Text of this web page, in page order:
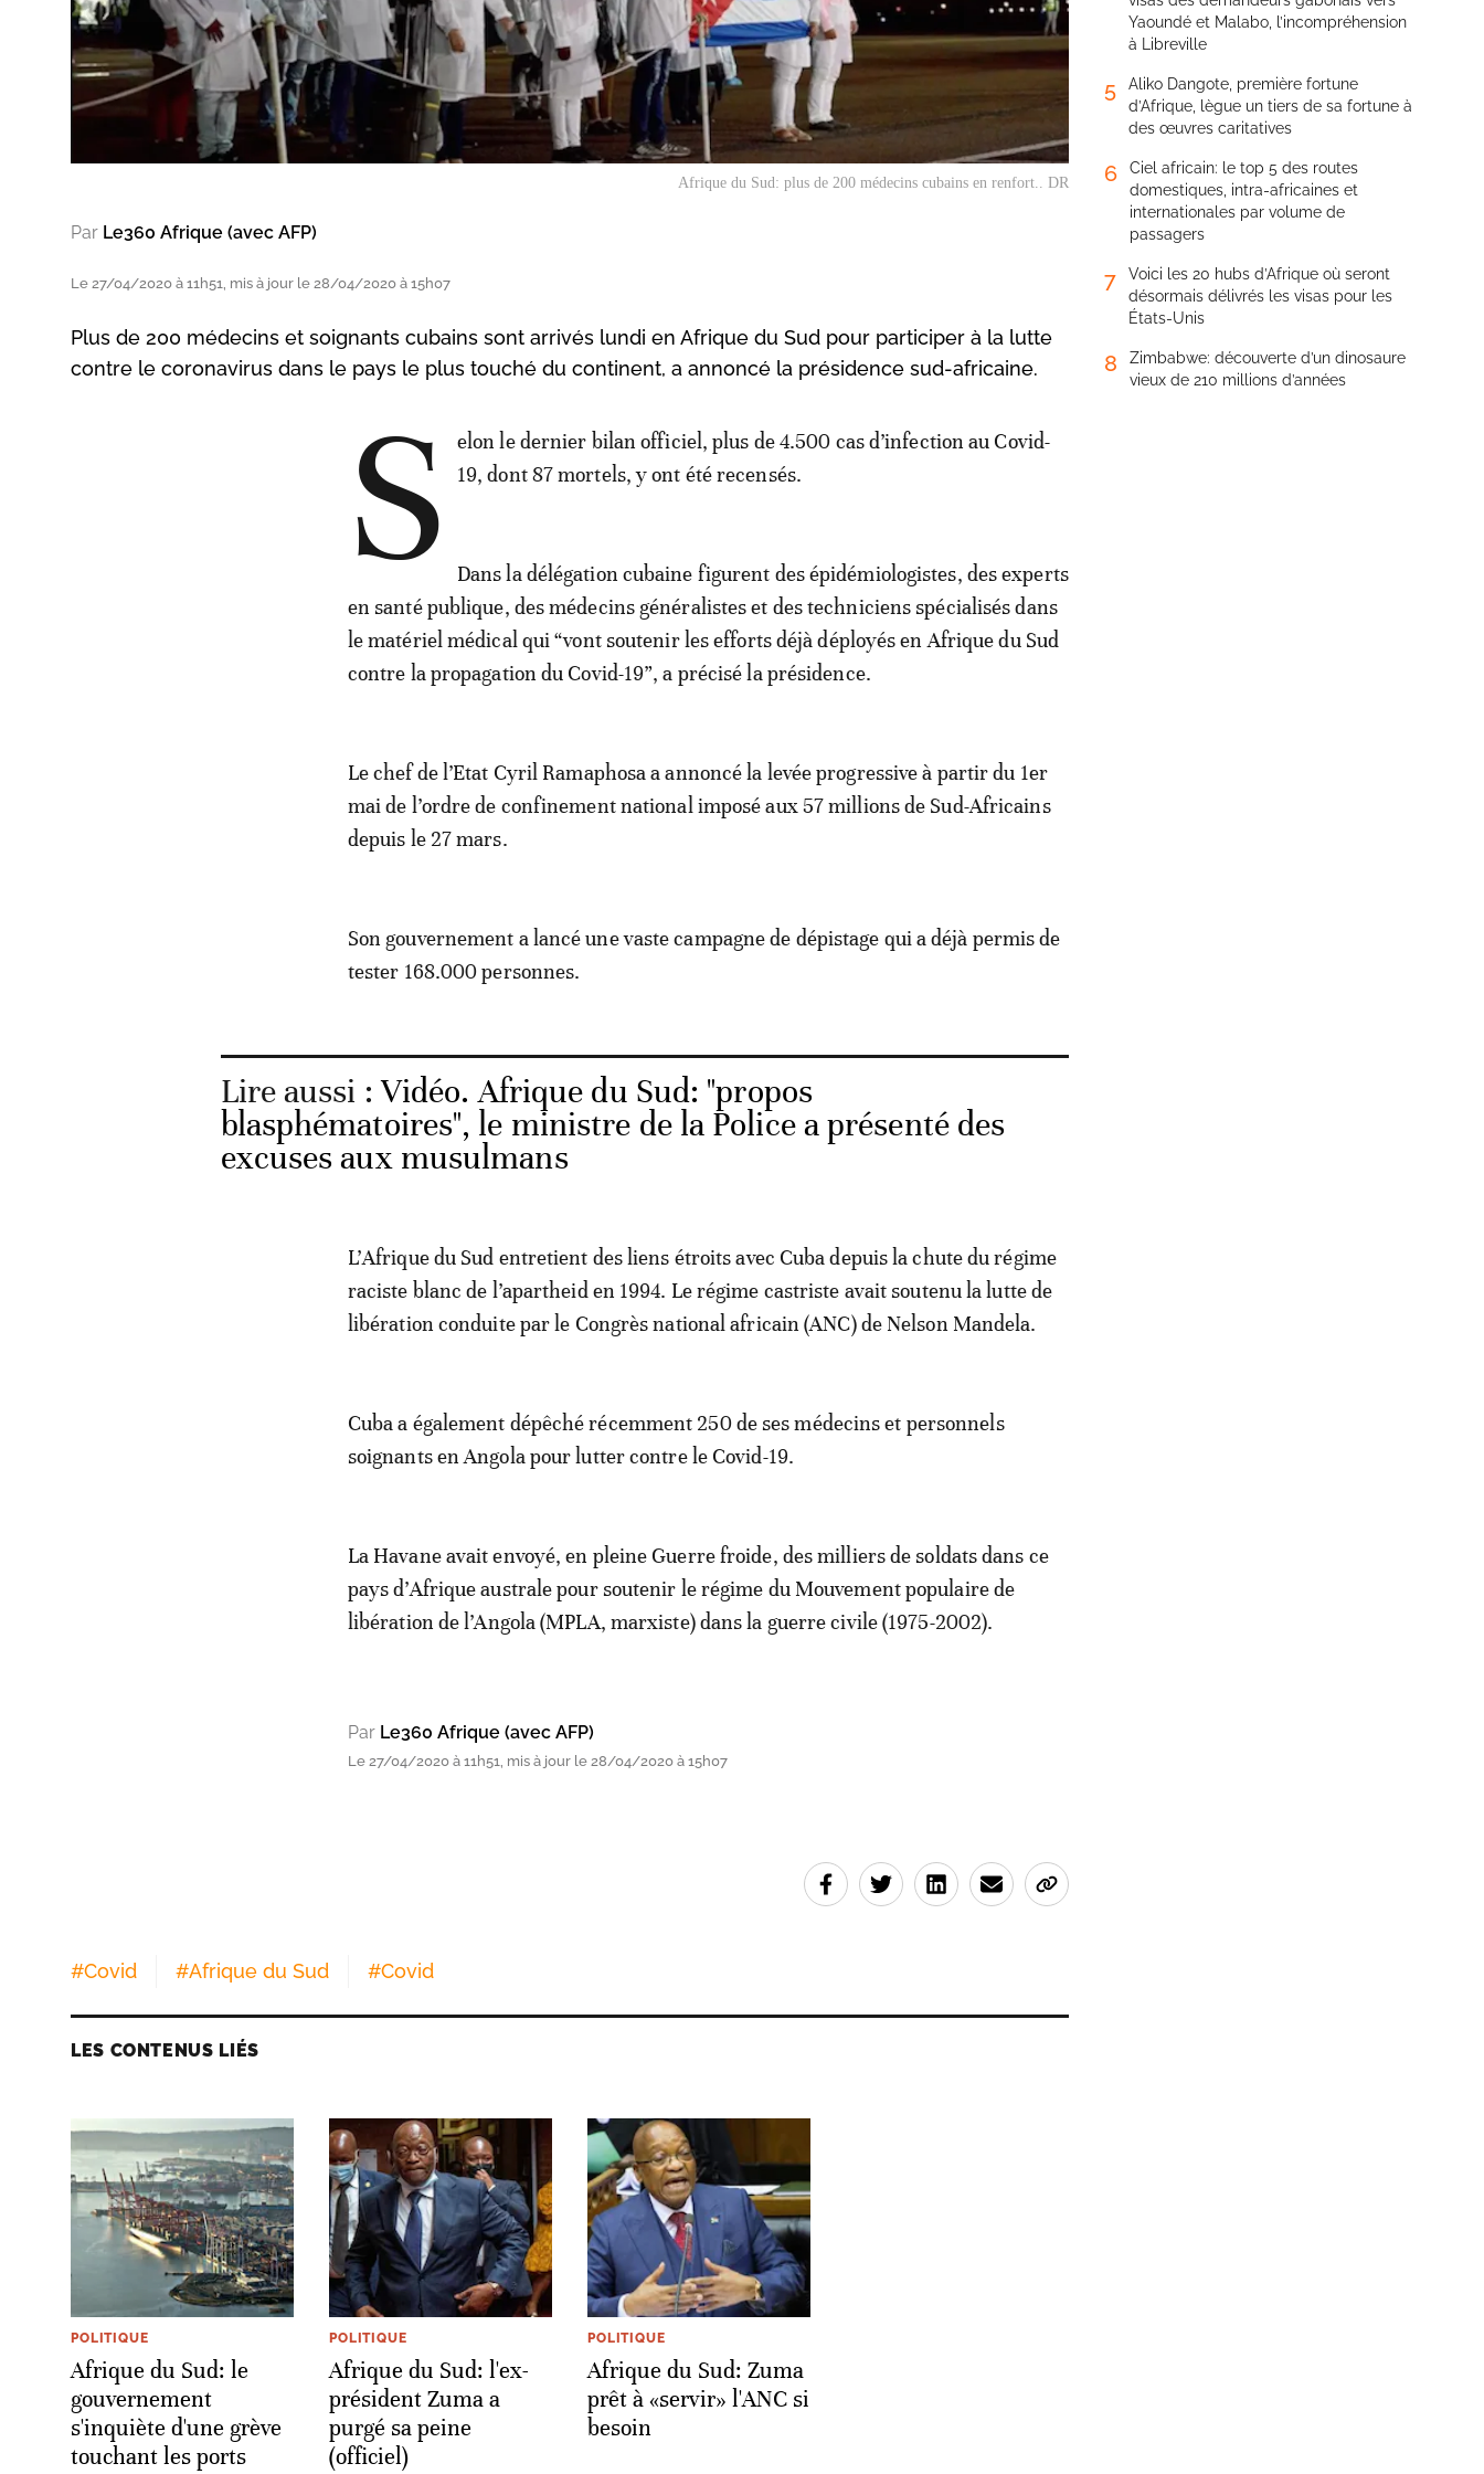
Afrique du Sud: plus de 200 médecins cubains en renfort.. DR
Par Le360 Afrique (avec AFP)
Le 27/04/2020 à 11h51, mis à jour le 28/04/2020 à 15h07
Plus de 200 médecins et soignants cubains sont arrivés lundi en Afrique du Sud pour participer à la lutte
contre le coronavirus dans le pays le plus touché du continent, a annoncé la présidence sud-africaine.
S
elon le dernier bilan officiel, plus de 4.500 cas d’infection au Covid-
19, dont 87 mortels, y ont été recensés.
Dans la délégation cubaine figurent des épidémiologistes, des experts
en santé publique, des médecins généralistes et des techniciens spécialisés dans
le matériel médical qui “vont soutenir les efforts déjà déployés en Afrique du Sud
contre la propagation du Covid-19”, a précisé la présidence.
Le chef de l’Etat Cyril Ramaphosa a annoncé la levée progressive à partir du 1er
mai de l’ordre de confinement national imposé aux 57 millions de Sud-Africains
depuis le 27 mars.
Son gouvernement a lancé une vaste campagne de dépistage qui a déjà permis de
tester 168.000 personnes.
Lire aussi :Vidéo. Afrique du Sud: "propos
blasphématoires", le ministre de la Police a présenté des
excuses aux musulmans
L’Afrique du Sud entretient des liens étroits avec Cuba depuis la chute du régime
raciste blanc de l’apartheid en 1994. Le régime castriste avait soutenu la lutte de
libération conduite par le Congrès national africain (ANC) de Nelson Mandela.
Cuba a également dépêché récemment 250 de ses médecins et personnels
soignants en Angola pour lutter contre le Covid-19.
La Havane avait envoyé, en pleine Guerre froide, des milliers de soldats dans ce
pays d’Afrique australe pour soutenir le régime du Mouvement populaire de
libération de l’Angola (MPLA, marxiste) dans la guerre civile (1975-2002).
Par Le360 Afrique (avec AFP)
Le 27/04/2020 à 11h51, mis à jour le 28/04/2020 à 15h07
#Covid #Afrique du Sud #Covid
LES CONTENUS LIÉS
POLITIQUE
Afrique du Sud: le
gouvernement
s'inquiète d'une grève
touchant les ports
POLITIQUE
Afrique du Sud: l'ex-
président Zuma a
purgé sa peine
(officiel)
POLITIQUE
Afrique du Sud: Zuma
prêt à «servir» l'ANC si
besoin
Yaoundé et Malabo, l’incompréhension
à Libreville
5
Aliko Dangote, première fortune
d’Afrique, lègue un tiers de sa fortune à
des œuvres caritatives
6
Ciel africain: le top 5 des routes
domestiques, intra-africaines et
internationales par volume de
passagers
7
Voici les 20 hubs d’Afrique où seront
désormais délivrés les visas pour les
États-Unis
8
Zimbabwe: découverte d’un dinosaure
vieux de 210 millions d’années